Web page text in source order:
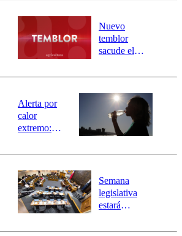
río Damas:
activa
mensajería
SAE
Nuevo
temblor
sacude el
revisa la
epicentro
Alerta por
calor
extremo:
activa Alerta
Preventiva en
tres comunas
Semana
legislativa
estará
el fin de la